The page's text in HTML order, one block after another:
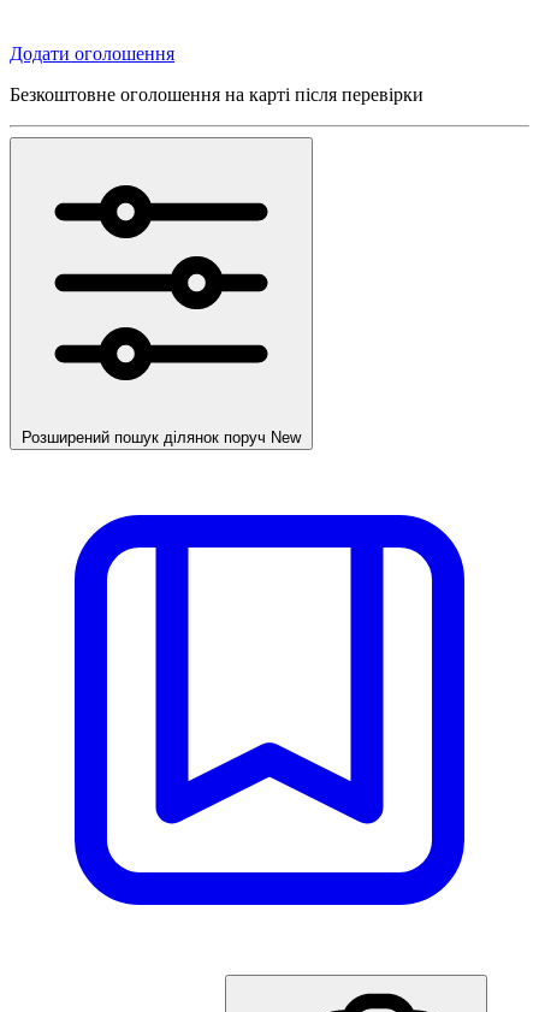
Додати оголошення
Безкоштовне оголошення на карті після перевірки
Розширений пошук ділянок поруч New